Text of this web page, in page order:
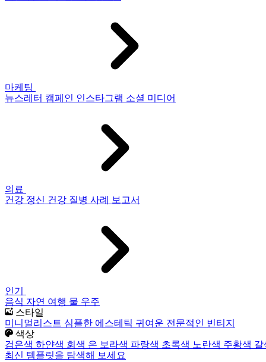
마케팅
뉴스레터 캠페인 인스타그램 소셜 미디어
의료
건강 정신 건강 질병 사례 보고서
인기
음식 자연 여행 물 우주
스타일
미니멀리스트 심플한 에스테틱 귀여운 전문적인 빈티지
색상
검은색 하얀색 회색 은 보라색 파랑색 초록색 노란색 주황색
최신 템플릿을 탐색해 보세요